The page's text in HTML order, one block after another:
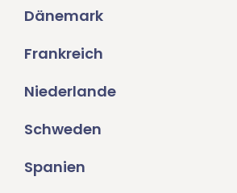
Dänemark
Frankreich
Niederlande
Schweden
Spanien